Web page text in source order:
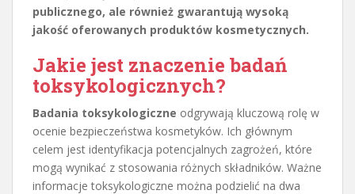
publicznego, ale również gwarantują wysoką
jakość oferowanych produktów kosmetycznych.
Jakie jest znaczenie badań
toksykologicznych?
Badania toksykologiczne odgrywają kluczową rolę w
ocenie bezpieczeństwa kosmetyków. Ich głównym
celem jest identyfikacja potencjalnych zagrożeń, które
mogą wynikać z stosowania różnych składników. Ważne
informacje toksykologiczne można podzielić na dwa